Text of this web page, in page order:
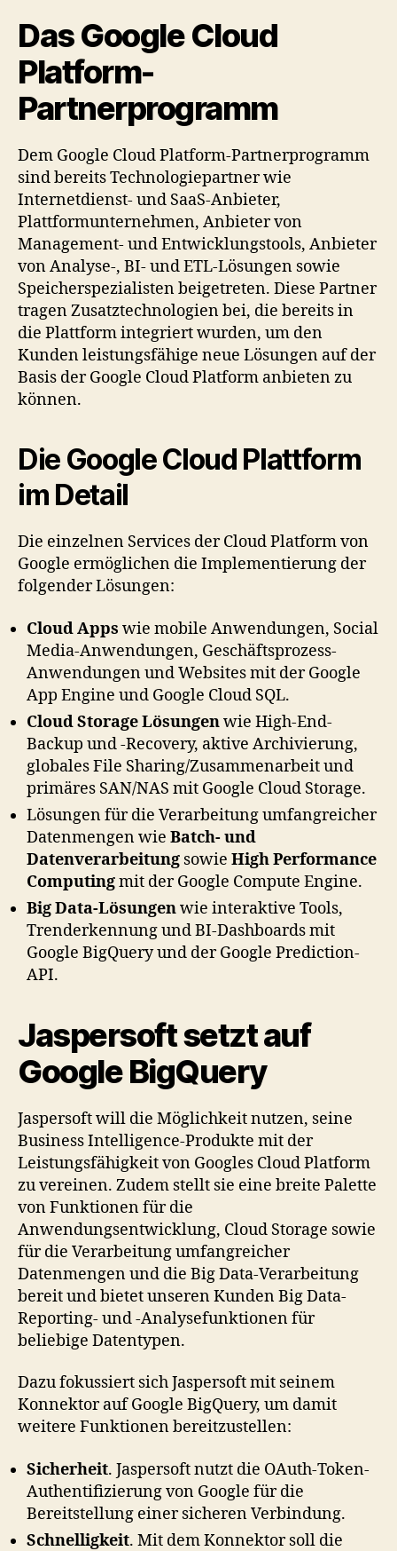
Das Google Cloud
Platform-
Partnerprogramm
Dem Google Cloud Platform-Partnerprogramm
sind bereits Technologiepartner wie
Internetdienst- und SaaS-Anbieter,
Plattformunternehmen, Anbieter von
Management- und Entwicklungstools, Anbieter
von Analyse-, BI- und ETL-Lösungen sowie
Speicherspezialisten beigetreten. Diese Partner
tragen Zusatztechnologien bei, die bereits in
die Plattform integriert wurden, um den
Kunden leistungsfähige neue Lösungen auf der
Basis der Google Cloud Platform anbieten zu
können.
Die Google Cloud Plattform
im Detail
Die einzelnen Services der Cloud Platform von
Google ermöglichen die Implementierung der
folgender Lösungen:
Cloud Apps wie mobile Anwendungen, Social
Media-Anwendungen, Geschäftsprozess-
Anwendungen und Websites mit der Google
App Engine und Google Cloud SQL.
Cloud Storage Lösungenwie High-End-
Backup und -Recovery, aktive Archivierung,
globales File Sharing/Zusammenarbeit und
primäres SAN/NAS mit Google Cloud Storage.
Lösungen für die Verarbeitung umfangreicher
Datenmengen wie Batch- und
Datenverarbeitung sowie High Performance
Computingmit der Google Compute Engine.
Big Data-Lösungenwie interaktive Tools,
Trenderkennung und BI-Dashboards mit
Google BigQuery und der Google Prediction-
API.
Jaspersoft setzt auf
Google BigQuery
Jaspersoft will die Möglichkeit nutzen, seine
Business Intelligence-Produkte mit der
Leistungsfähigkeit von Googles Cloud Platform
zu vereinen. Zudem stellt sie eine breite Palette
von Funktionen für die
Anwendungsentwicklung, Cloud Storage sowie
für die Verarbeitung umfangreicher
Datenmengen und die Big Data-Verarbeitung
bereit und bietet unseren Kunden Big Data-
Reporting- und -Analysefunktionen für
beliebige Datentypen.
Dazu fokussiert sich Jaspersoft mit seinem
Konnektor auf Google BigQuery, um damit
weitere Funktionen bereitzustellen:
Sicherheit. Jaspersoft nutzt die OAuth-Token-
Authentifizierung von Google für die
Bereitstellung einer sicheren Verbindung.
Schnelligkeit. Mit dem Konnektor soll die